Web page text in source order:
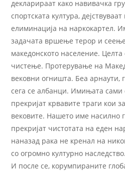
декларираат како навивачка
спортската култура,
елиминација на наркокартел.
задачата вршење терор и
македонското население. Целта
чистење. Протерување на
вековни огништа. Беа арнаути,
сега се албанци. Имињата сами
прекријат крвавите траги кои
вековите. Нашето име насилно
прекријат чистотата на еден
наназад рака не кренал на
со огромно културно наследство.
И после се, корумпираните